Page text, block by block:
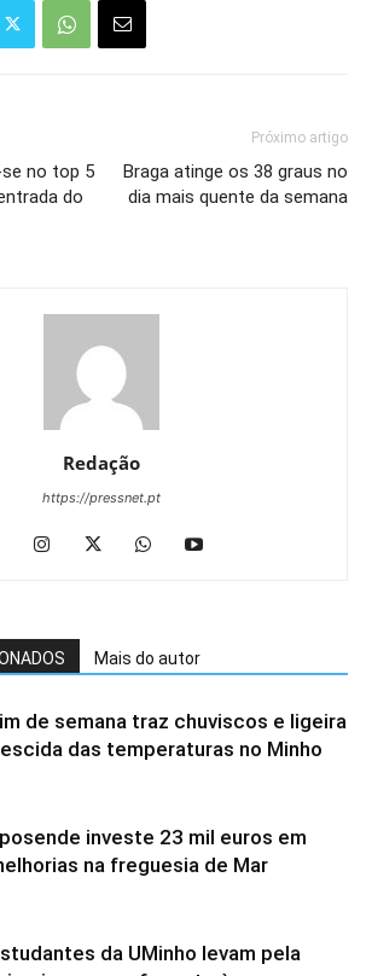
no top 5
do
Próximo artigo
Braga atinge os 38 graus no
dia mais quente da semana
Redação
https://pressnet.pt
Mais do autor
de semana traz chuviscos e ligeira
das temperaturas no Minho
investe 23 mil euros em
na freguesia de Mar
da UMinho levam pela